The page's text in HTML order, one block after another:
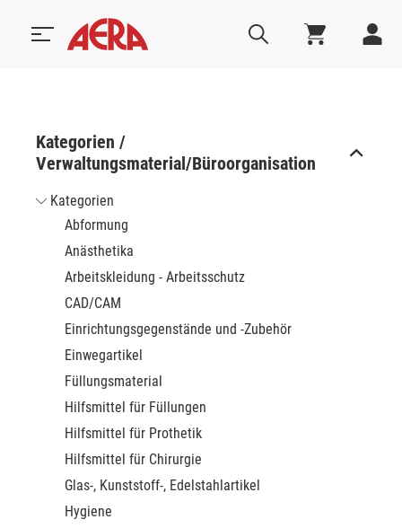
Kategorien /
Verwaltungsmaterial/Büroorganisation
Kategorien
Abformung
Anästhetika
Arbeitskleidung - Arbeitsschutz
CAD/CAM
Einrichtungsgegenstände und -Zubehör
Einwegartikel
Füllungsmaterial
Hilfsmittel für Füllungen
Hilfsmittel für Prothetik
Hilfsmittel für Chirurgie
Glas-, Kunststoff-, Edelstahlartikel
Hygiene